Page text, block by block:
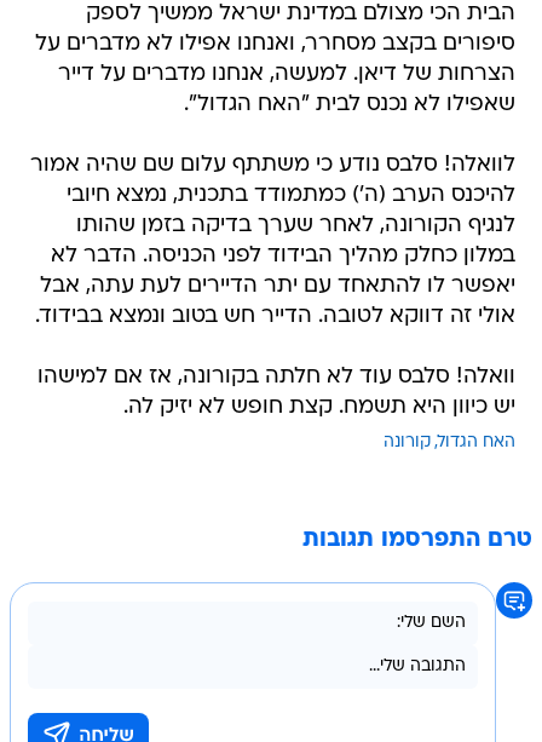
הצרחות של דיאן. למעשה, אנחנו מדברים על דייר
שאפילו לא נכנס לבית "האח הגדול".
לוואלה! סלבס נודע כי משתתף עלום שם שהיה אמור
לנגיף הקורונה, לאחר שערך בדיקה בזמן שהותו
במלון כחלק מהליך הבידוד לפני הכניסה. הדבר לא
יאפשר לו להתאחד עם יתר הדיירים לעת עתה, אבל
אולי זה דווקא לטובה. הדייר חש בטוב ונמצא בבידוד.
וואלה! סלבס עוד לא חלתה בקורונה, אז אם למישהו
האח הגדול קורונה
בשליחת התגובה אני מסכים לתנאי השימוש